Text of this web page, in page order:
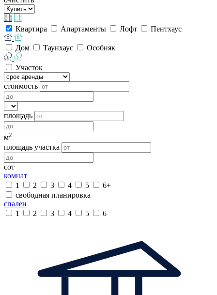
Квартира Апартаменты Лофт Пентхаус
Дом Таунхаус Особняк
Участок
стоимость
площадь
м2
площадь участка
сот
комнат
1
2 3 4 5
6+
свободная планировка
спален
1
2 3 4 5 6